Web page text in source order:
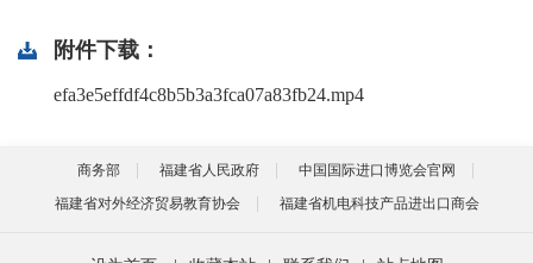
附件下载：
efa3e5effdf4c8b5b3a3fca07a83fb24.mp4
商务部 福建省人民政府
中国国际进口博览会官网
福建省对外经济贸易教育协会
福建省机电科技产品进出口商会